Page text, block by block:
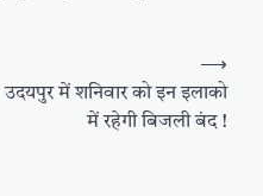
उदयपुर में शनिवार को इन इलाको
में रहेगी बिजली बंद !
⟶